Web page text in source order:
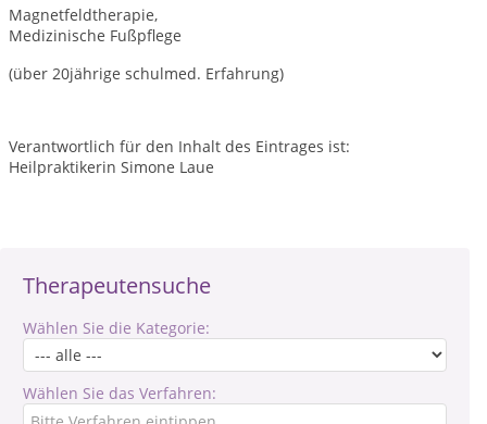
Therapeutensuche
Wählen Sie die Kategorie:
Wählen Sie das Verfahren:
Magnetfeldtherapie,
Medizinische Fußpflege
(über 20jährige schulmed. Erfahrung)
Verantwortlich für den Inhalt des Eintrages ist:
Heilpraktikerin Simone Laue